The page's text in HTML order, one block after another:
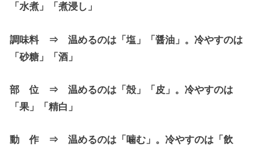
「水煮」「煮浸し」
調味料 ⇒ 温めるのは「塩」「醤油」。冷やすのは
「砂糖」「酒」
部 位 ⇒ 温めるのは「殻」「皮」。冷やすのは
「果」「精白」
動 作 ⇒ 温めるのは「噛む」。冷やすのは「飲